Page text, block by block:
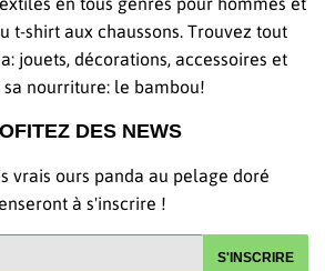
t-shirt aux chaussons. Trouvez tout
jouets, décorations, accessoires et
sa nourriture: le bambou!
DES NEWS
vrais ours panda au pelage doré
à s'inscrire !
S'INSCRIRE